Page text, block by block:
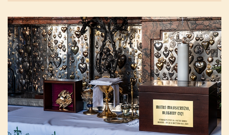
nadziei w XXI wieku